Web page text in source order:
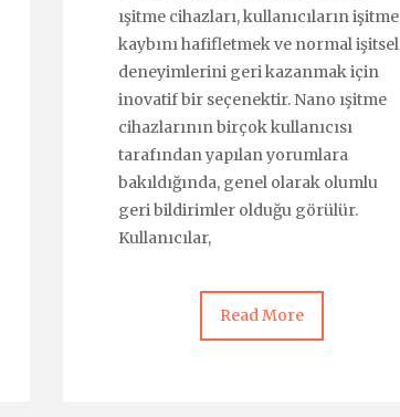
ışitme cihazları, kullanıcıların işitme
kaybını hafifletmek ve normal işitsel
deneyimlerini geri kazanmak için
inovatif bir seçenektir. Nano ışitme
cihazlarının birçok kullanıcısı
tarafından yapılan yorumlara
bakıldığında, genel olarak olumlu
geri bildirimler olduğu görülür.
Kullanıcılar,
Read More